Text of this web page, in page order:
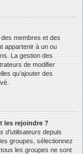
membres et des
appartenir à un ou
La gestion des
de modifier
qu’ajouter des
les rejoindre ?
d’utilisateurs depuis
groupes, sélectionnez
les groupes ne sont